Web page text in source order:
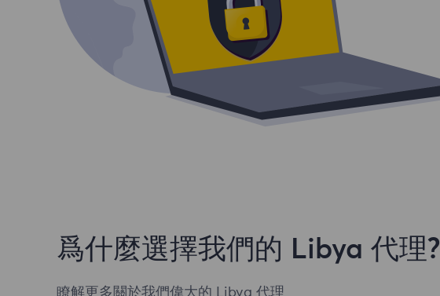
爲什麼選擇我們的 Libya 代理?
瞭解更多關於我們偉大的 Libya 代理